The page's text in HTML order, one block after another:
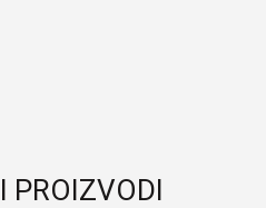
PROIZVODI